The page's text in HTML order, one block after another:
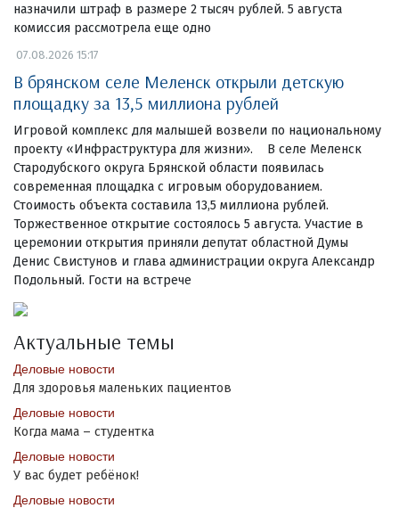
назначили штраф в размере 2 тысяч рублей. 5 августа
комиссия рассмотрела еще одно
07.08.2026 15:17
В брянском селе Меленск открыли детскую
площадку за 13,5 миллиона рублей
Игровой комплекс для малышей возвели по национальному
проекту «Инфраструктура для жизни». В селе Меленск
Стародубского округа Брянской области появилась
современная площадка с игровым оборудованием.
Стоимость объекта составила 13,5 миллиона рублей.
Торжественное открытие состоялось 5 августа. Участие в
церемонии открытия приняли депутат областной Думы
Денис Свистунов и глава администрации округа Александр
Подольный. Гости на встрече
Актуальные темы
Деловые новости
Для здоровья маленьких пациентов
Деловые новости
Когда мама – студентка
Деловые новости
У вас будет ребёнок!
Деловые новости